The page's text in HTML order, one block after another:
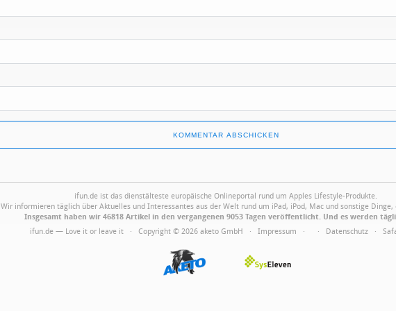
ifun.de ist das dienstälteste europäische Onlineportal rund um Apples Lifestyle-Produkte.
Wir informieren täglich über Aktuelles und Interessantes aus der Welt rund um iPad, iPod, Mac und sonstige Dinge,
Insgesamt haben wir 46818 Artikel in den vergangenen 9053 Tagen veröffentlicht. Und es werden
ifun.de — Love it or leave it · Copyright © 2026 aketo GmbH · Impressum · · Datenschutz ·